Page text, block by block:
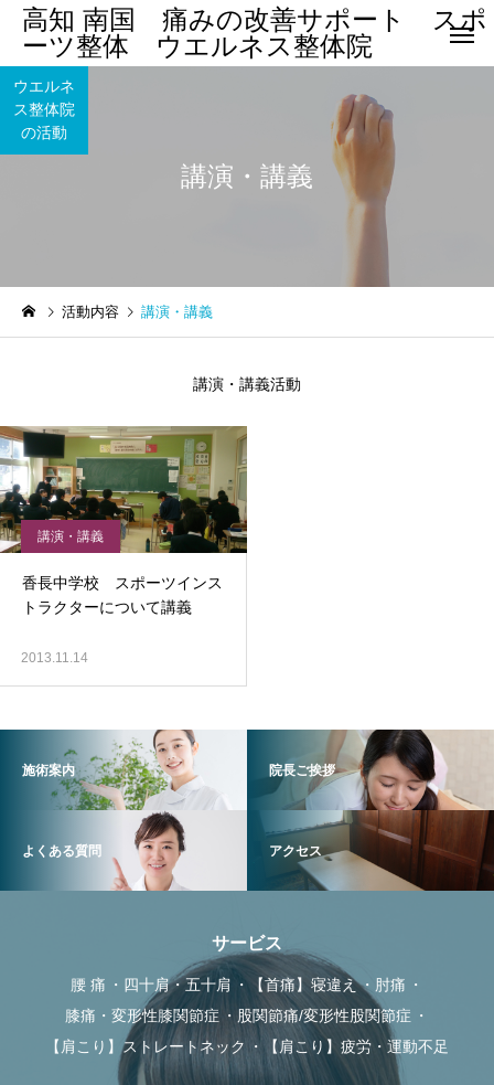
高知 南国 痛みの改善サポート スポ
ーツ整体 ウエルネス整体院
膝痛・変形性膝関節症
アスリート教室
まほろばクラブ南国 アス
ウエルネス整体院の新
講演・講義
ウエルネ
ス整体院
の活動
活動内容 講演・講義
講演・講義活動
講演・講義
香長中学校 スポーツインス
トラクターについて講義
2013.11.14
施術案内 院長ご挨拶
よくある質問 アクセス
サービス
腰 痛 四十肩・五十肩 【首痛】寝違え
肘痛
膝痛・変形性膝関節症
股関節痛/変形性股関節症
【肩こり】ストレートネック
【肩こり】疲労・運動不足